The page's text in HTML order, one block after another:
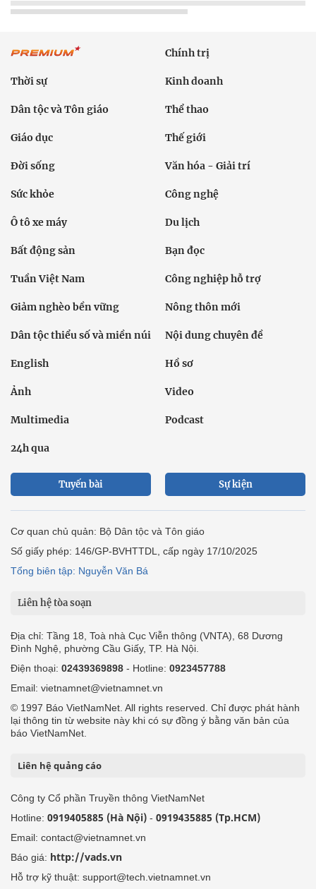
Chính trị
Thời sự Kinh doanh
Dân tộc và Tôn giáo Thể thao
Giáo dục Thế giới
Đời sống Văn hóa - Giải trí
Sức khỏe Công nghệ
Ô tô xe máy Du lịch
Bất động sản Bạn đọc
Tuần Việt Nam Công nghiệp hỗ trợ
Giảm nghèo bền vững Nông thôn mới
Dân tộc thiểu số và miền núi Nội dung chuyên đề
English Hồ sơ
Ảnh Video
Multimedia Podcast
24h qua
Tuyến bài Sự kiện
Cơ quan chủ quản: Bộ Dân tộc và Tôn giáo
Số giấy phép: 146/GP-BVHTTDL, cấp ngày 17/10/2025
Tổng biên tập: Nguyễn Văn Bá
Liên hệ tòa soạn
Địa chỉ: Tầng 18, Toà nhà Cục Viễn thông (VNTA), 68 Dương
Đình Nghệ, phường Cầu Giấy, TP. Hà Nội.
Điện thoại: 02439369898 - Hotline: 0923457788
Email: vietnamnet@vietnamnet.vn
© 1997 Báo VietNamNet. All rights reserved. Chỉ được phát hành
lại thông tin từ website này khi có sự đồng ý bằng văn bản của
báo VietNamNet.
Liên hệ quảng cáo
Công ty Cổ phần Truyền thông VietNamNet
Hotline: 0919405885 (Hà Nội) - 0919435885 (Tp.HCM)
Email: contact@vietnamnet.vn
Báo giá: http://vads.vn
Hỗ trợ kỹ thuật: support@tech.vietnamnet.vn